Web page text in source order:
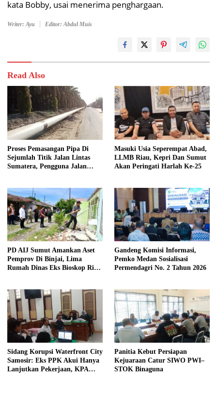
kata Bobby, usai menerima penghargaan.
Writer: Ayu Editor: Abdul Muis
Read Also
Proses Pemasangan Pipa Di
Sejumlah Titik Jalan Lintas
Sumatera, Pengguna Jalan
Masuki Usia Seperempat Abad,
LLMB Riau, Kepri Dan Sumut
Akan Peringati Harlah Ke-25
PD AIJ Sumut Amankan Aset
Pemprov Di Binjai, Lima
Rumah Dinas Eks Bioskop Ria
Gandeng Komisi Informasi,
Pemko Medan Sosialisasi
Permendagri No. 2 Tahun 2026
Sidang Korupsi Waterfront City
Samosir: Eks PPK Akui Hanya
Lanjutkan Pekerjaan, KPA
Panitia Kebut Persiapan
Kejuaraan Catur SIWO PWI–
STOK Binaguna